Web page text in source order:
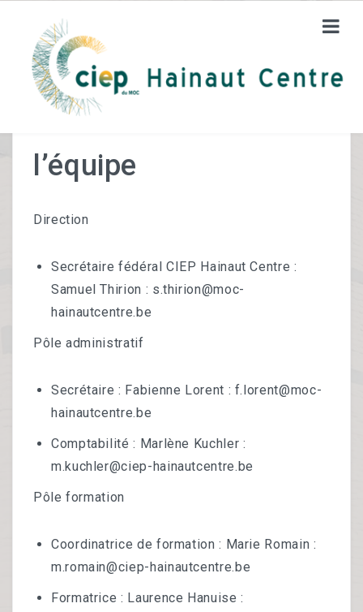
A Propos De Nous
Un Service D’éducation Permanente
Les Bénévoles
FORMATIONS
Citoyenneté
Santé²
Thématiques
Présentation de
l’équipe
Direction
Secrétaire fédéral CIEP Hainaut Centre :
Samuel Thirion : s.thirion@moc-
hainautcentre.be
Pôle administratif
Secrétaire : Fabienne Lorent : f.lorent@moc-
hainautcentre.be
Comptabilité : Marlène Kuchler :
m.kuchler@ciep-hainautcentre.be
Pôle formation
Coordinatrice de formation : Marie Romain :
m.romain@ciep-hainautcentre.be
Formatrice : Laurence Hanuise :